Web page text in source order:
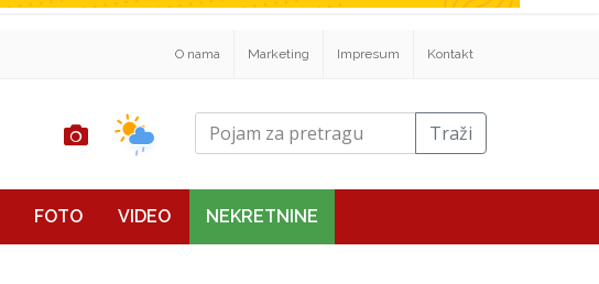
O nama Marketing Impresum Kontakt
Traži
FOTO VIDEO NEKRETNINE